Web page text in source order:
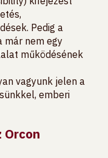
Pedig a
már nem egy
működésének
vagyunk jelen a
emberi
Orcon